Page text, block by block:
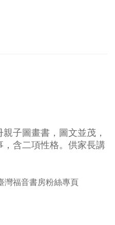
子圖畫書，圖文並茂，
含二項性格。供家長講
灣福音書房粉絲專頁